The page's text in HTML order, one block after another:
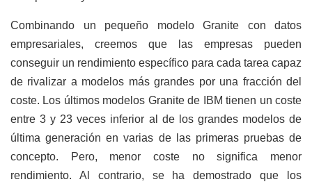
Combinando un pequeño modelo Granite con datos
empresariales, creemos que las empresas pueden
conseguir un rendimiento específico para cada tarea capaz
de rivalizar a modelos más grandes por una fracción del
coste. Los últimos modelos Granite de IBM tienen un coste
entre 3 y 23 veces inferior al de los grandes modelos de
última generación en varias de las primeras pruebas de
concepto. Pero, menor coste no significa menor
rendimiento. Al contrario, se ha demostrado que los